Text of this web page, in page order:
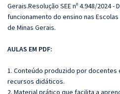
Gerais.Resolução SEE nº 4.948/2024
funcionamento do ensino nas
de Minas Gerais.
AULAS EM PDF:
1. Conteúdo produzido por docentes
recursos didáticos.
2. Material prático que facilita a